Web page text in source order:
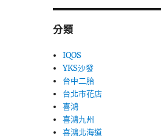
分類
IQOS
YKS沙發
台中二胎
台北市花店
喜鴻
喜鴻九州
喜鴻北海道